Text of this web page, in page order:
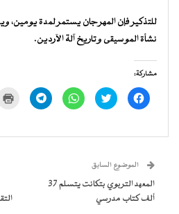
للتذكير فإن المهرجان يستمر لمدة
نشأة الموسيقى وتاريخ آلة الآردين.
مشاركة:
انقر
للمشاركة
في
اضغط
للمشاركة
في
انقر
للمشاركة
في
انقر
للمشاركة
في
الموضوع السابق
المعهد التربوي بتكانت يتسلم 37
ألف كتاب مدرسي